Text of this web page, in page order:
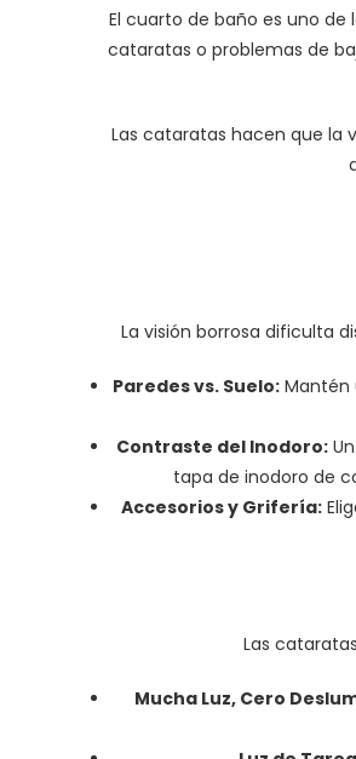
El cuarto de baño es uno de
cataratas o problemas de
Las cataratas hacen que la
La visión borrosa dificulta
Paredes vs. Suelo:Mantén
Contraste del Inodoro:
tapa de inodoro de
Accesorios y Grifería:
Las
Mucha Luz, Cero